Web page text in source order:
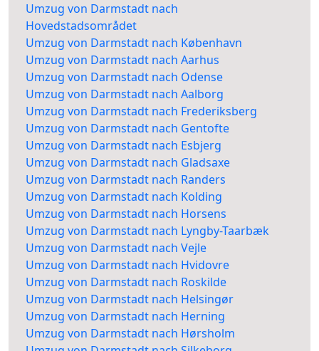
Umzug von Darmstadt nach
Hovedstadsområdet
Umzug von Darmstadt nach København
Umzug von Darmstadt nach Aarhus
Umzug von Darmstadt nach Odense
Umzug von Darmstadt nach Aalborg
Umzug von Darmstadt nach Frederiksberg
Umzug von Darmstadt nach Gentofte
Umzug von Darmstadt nach Esbjerg
Umzug von Darmstadt nach Gladsaxe
Umzug von Darmstadt nach Randers
Umzug von Darmstadt nach Kolding
Umzug von Darmstadt nach Horsens
Umzug von Darmstadt nach Lyngby-Taarbæk
Umzug von Darmstadt nach Vejle
Umzug von Darmstadt nach Hvidovre
Umzug von Darmstadt nach Roskilde
Umzug von Darmstadt nach Helsingør
Umzug von Darmstadt nach Herning
Umzug von Darmstadt nach Hørsholm